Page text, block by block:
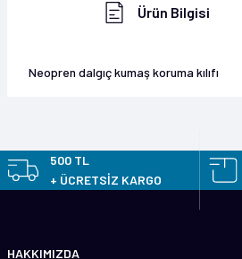
Ürün Bilgisi
Neopren dalgıç kumaş koruma kılıfı
Görüş ve önerileriniz için teşekkür ederiz.
Ürün bilgilerinde hatalar bulunuyor.
500 TL
+ ÜCRETSİZ KARGO
HAKKIMIZDA